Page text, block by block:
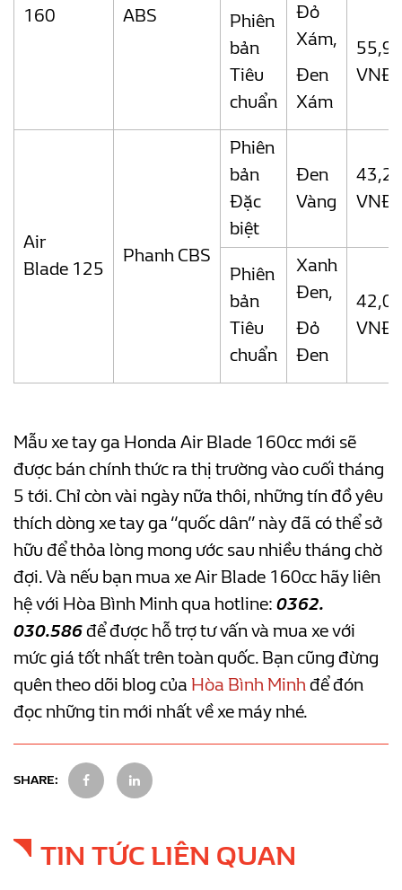
160
ABS
Phiên
bản
Tiêu
chuẩn
Đỏ
Xám,
Đen
Xám
VNĐ
Air
Blade 125
Phanh CBS
Phiên
bản
Đặc
biệt
Đen
Vàng
VNĐ
Phiên
bản
Tiêu
chuẩn
Xanh
Đen,
Đỏ
Đen
VNĐ
Mẫu xe tay ga Honda Air Blade 160cc mới sẽ
được bán chính thức ra thị trường vào cuối tháng
5 tới. Chỉ còn vài ngày nữa thôi, những tín đồ yêu
thích dòng xe tay ga “quốc dân” này đã có thể sở
hữu để thỏa lòng mong ước sau nhiều tháng chờ
đợi. Và nếu bạn mua xe Air Blade 160cc hãy liên
hệ với Hòa Bình Minh qua hotline: 0362.
030.586để được hỗ trợ tư vấn và mua xe với
mức giá tốt nhất trên toàn quốc. Bạn cũng đừng
quên theo dõi blog của Hòa Bình Minhđể đón
đọc những tin mới nhất về xe máy nhé.
SHARE:
TIN TỨC LIÊN QUAN